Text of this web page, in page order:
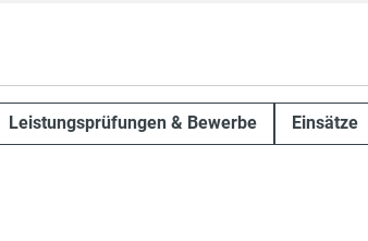
Leistungsprüfungen & Bewerbe Einsätze